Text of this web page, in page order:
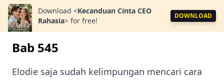
Download <Kecanduan Cinta CEO
Rahasia> for free!
DOWNLOAD
Bab 545
Elodie saja sudah kelimpungan mencari cara